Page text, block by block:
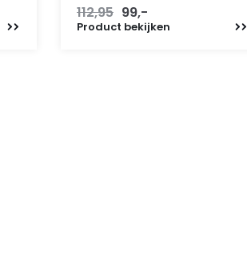
112,95 Oorspronkelijke
prijs
99,-
prijs
Product bekijken